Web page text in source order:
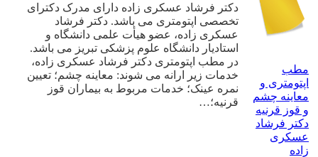
مطب
اپتومتری و
معاینه چشم
و قوز قرنیه
دکتر فرشاد
عسکری
زاده
دکتر فرشاد عسکری زاده دارای مدرک دکترای
تخصصی اپتومتری می باشد. دکتر فرشاد
عسکری زاده، عضو هیأت علمی دانشگاه و
استادیار دانشگاه علوم پزشکی تبریز می باشد.
در مطب اپتومتری دکتر فرشاد عسکری زاده،
خدمات زیر ارانه می شوند: معاینه چشم؛ تعیین
نمره عینک؛ خدمات مربوط به بیماران قوز
قرنیه؛…